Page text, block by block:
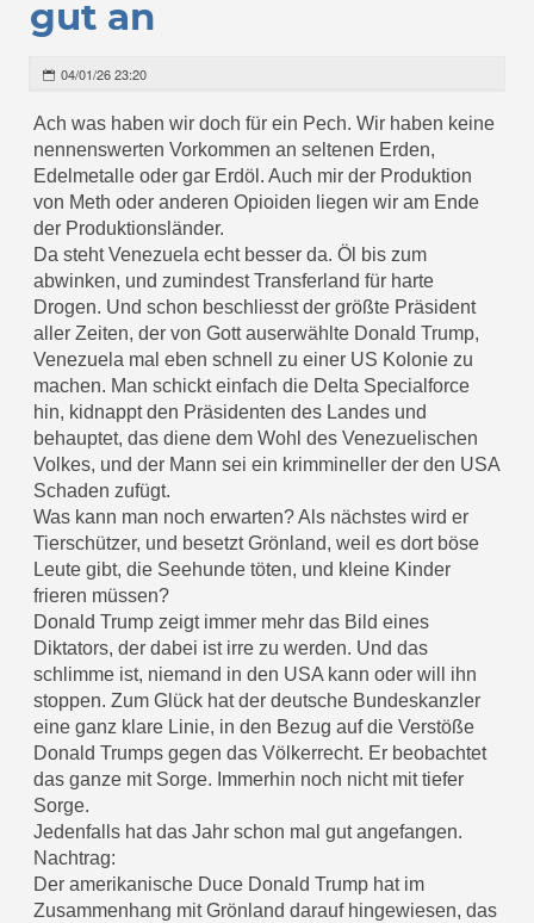
gut an
04/01/26 23:20
Ach was haben wir doch für ein Pech. Wir haben keine
nennenswerten Vorkommen an seltenen Erden,
Edelmetalle oder gar Erdöl. Auch mir der Produktion
von Meth oder anderen Opioiden liegen wir am Ende
der Produktionsländer.
Da steht Venezuela echt besser da. Öl bis zum
abwinken, und zumindest Transferland für harte
Drogen. Und schon beschliesst der größte Präsident
aller Zeiten, der von Gott auserwählte Donald Trump,
Venezuela mal eben schnell zu einer US Kolonie zu
machen. Man schickt einfach die Delta Specialforce
hin, kidnappt den Präsidenten des Landes und
behauptet, das diene dem Wohl des Venezuelischen
Volkes, und der Mann sei ein krimmineller der den USA
Schaden zufügt.
Was kann man noch erwarten? Als nächstes wird er
Tierschützer, und besetzt Grönland, weil es dort böse
Leute gibt, die Seehunde töten, und kleine Kinder
frieren müssen?
Donald Trump zeigt immer mehr das Bild eines
Diktators, der dabei ist irre zu werden. Und das
schlimme ist, niemand in den USA kann oder will ihn
stoppen. Zum Glück hat der deutsche Bundeskanzler
eine ganz klare Linie, in den Bezug auf die Verstöße
Donald Trumps gegen das Völkerrecht. Er beobachtet
das ganze mit Sorge. Immerhin noch nicht mit tiefer
Sorge.
Jedenfalls hat das Jahr schon mal gut angefangen.
Nachtrag:
Der amerikanische Duce Donald Trump hat im
Zusammenhang mit Grönland darauf hingewiesen, das